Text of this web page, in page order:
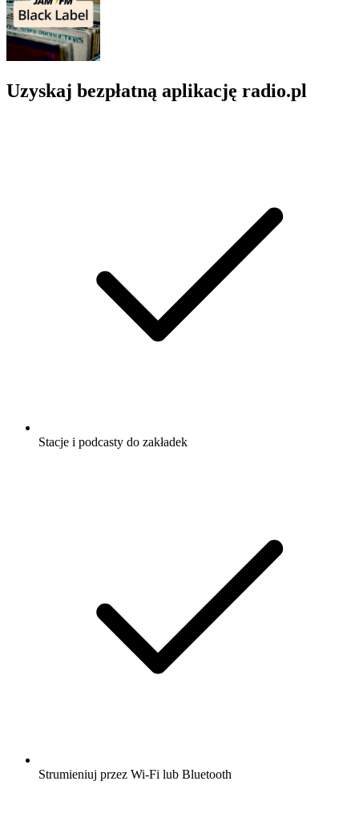
Uzyskaj bezpłatną aplikację radio.pl
Stacje i podcasty do zakładek
Strumieniuj przez Wi-Fi lub Bluetooth